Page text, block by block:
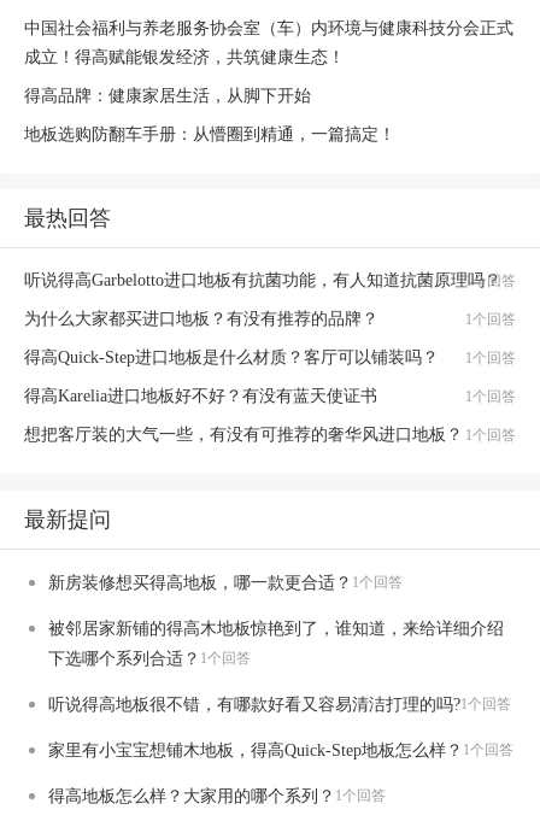
中国社会福利与养老服务协会室（车）内环境与健康科技分会正式
成立！得高赋能银发经济，共筑健康生态！
得高品牌：健康家居生活，从脚下开始
地板选购防翻车手册：从懵圈到精通，一篇搞定！
最热回答
听说得高Garbelotto进口地板有抗菌功能，有人知道抗菌原理吗？
1个回答
为什么大家都买进口地板？有没有推荐的品牌？ 1个回答
得高Quick-Step进口地板是什么材质？客厅可以铺装吗？ 1个回答
得高Karelia进口地板好不好？有没有蓝天使证书 1个回答
想把客厅装的大气一些，有没有可推荐的奢华风进口地板？ 1个回答
最新提问
新房装修想买得高地板，哪一款更合适？ 1个回答
被邻居家新铺的得高木地板惊艳到了，谁知道，来给详细介绍
下选哪个系列合适？ 1个回答
听说得高地板很不错，有哪款好看又容易清洁打理的吗?1个回答
家里有小宝宝想铺木地板，得高Quick-Step地板怎么样？ 1个回答
得高地板怎么样？大家用的哪个系列？ 1个回答